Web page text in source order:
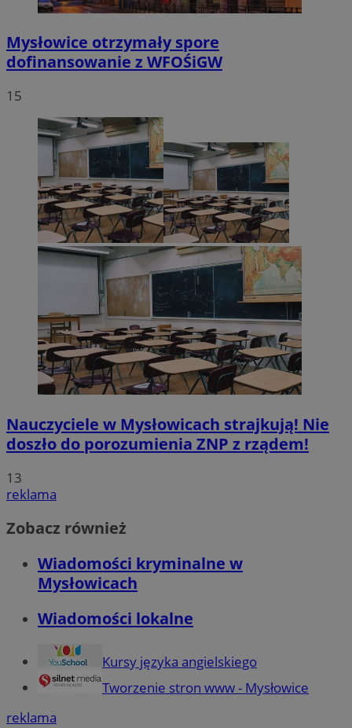
Mysłowice otrzymały spore
dofinansowanie z WFOŚiGW
15
Nauczyciele w Mysłowicach strajkują! Nie
doszło do porozumienia ZNP z rządem!
13
reklama
Zobacz również
Wiadomości kryminalne w
Mysłowicach
Wiadomości lokalne
Kursy języka angielskiego
Tworzenie stron www - Mysłowice
reklama